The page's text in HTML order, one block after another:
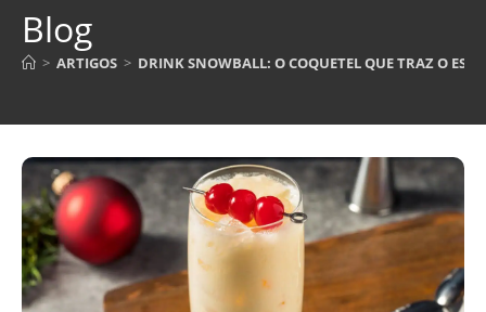
Blog
> ARTIGOS > DRINK SNOWBALL: O COQUETEL QUE TRAZ O